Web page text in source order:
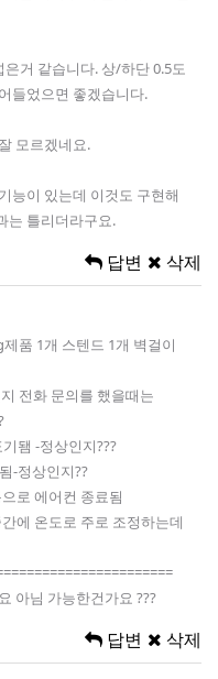
거 같습니다. 상/하단 0.5도
들었으면 좋겠습니다.
모르겠네요.
능이 있는데 이것도 구현해
는 틀리더라구요.
답변 삭제
품 1개 스텐드 1개 벽걸이
전화 문의를 했을때는
됌 -정상인지???
-정상인지??
로 에어컨 종료됨
에 온도로 주로 조정하는데
아님 가능한건가요 ???
답변 삭제